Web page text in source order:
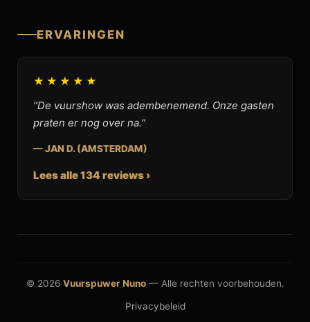
ERVARINGEN
★★★★★
"De vuurshow was adembenemend. Onze gasten
praten er nog over na."
— JAN D. (AMSTERDAM)
Lees alle 134 reviews ›
© 2026 Vuurspuwer Nuno— Alle rechten voorbehouden.
Privacybeleid